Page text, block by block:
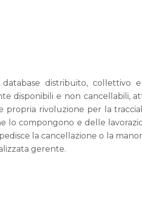
distribuito, collettivo
disponibili e non cancellabili,
propria rivoluzione per la
compongono e delle
la cancellazione o la
gerente.